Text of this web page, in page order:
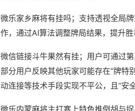
微乐家乡麻将有挂吗；支持透视全局
作，通过AI算法调整牌局结果，提升胜
微信链接斗牛果然有挂；用户可通过第
部分用户反映其他玩家可能存在“牌特
动连接等技术手段实现不平公，且“安全
微乐内蒙麻将主打塞上特色推倒胡与